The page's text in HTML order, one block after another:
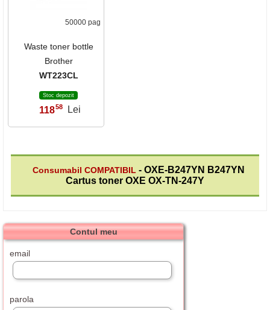
50000 pag
Waste toner bottle
Brother
WT223CL
Stoc depozit
11858 Lei
Consumabil COMPATIBIL - OXE-B247YN B247YN
Cartus toner OXE OX-TN-247Y
Contul meu
email
parola